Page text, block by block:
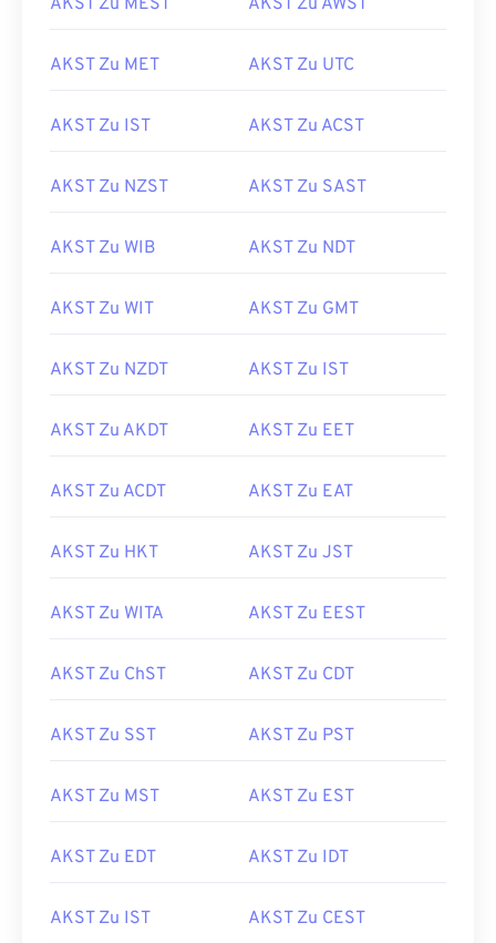
AKST Zu MEST AKST Zu AWST
AKST Zu MET AKST Zu UTC
AKST Zu IST AKST Zu ACST
AKST Zu NZST AKST Zu SAST
AKST Zu WIB AKST Zu NDT
AKST Zu WIT AKST Zu GMT
AKST Zu NZDT AKST Zu IST
AKST Zu AKDT AKST Zu EET
AKST Zu ACDT AKST Zu EAT
AKST Zu HKT AKST Zu JST
AKST Zu WITA AKST Zu EEST
AKST Zu ChST AKST Zu CDT
AKST Zu SST AKST Zu PST
AKST Zu MST AKST Zu EST
AKST Zu EDT AKST Zu IDT
AKST Zu IST AKST Zu CEST